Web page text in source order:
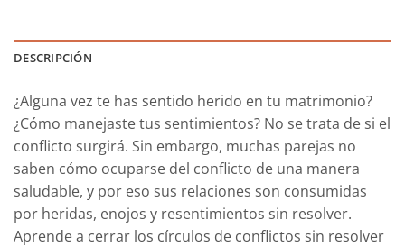
DESCRIPCIÓN
¿Alguna vez te has sentido herido en tu matrimonio?
¿Cómo manejaste tus sentimientos? No se trata de si el
conflicto surgirá. Sin embargo, muchas parejas no
saben cómo ocuparse del conflicto de una manera
saludable, y por eso sus relaciones son consumidas
por heridas, enojos y resentimientos sin resolver.
Aprende a cerrar los círculos de conflictos sin resolver